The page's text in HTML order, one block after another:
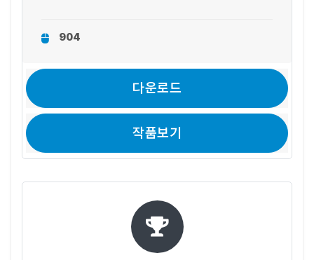
904
다운로드
작품보기